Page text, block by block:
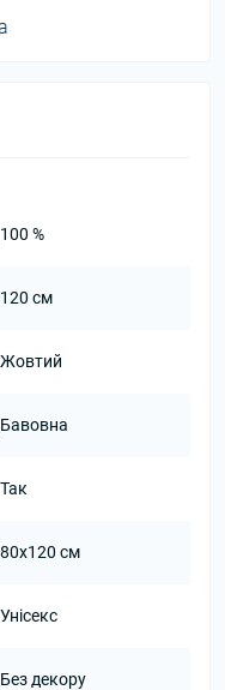
100 %
120 см
Жовтий
Бавовна
Так
80x120 см
Унісекс
Без декору